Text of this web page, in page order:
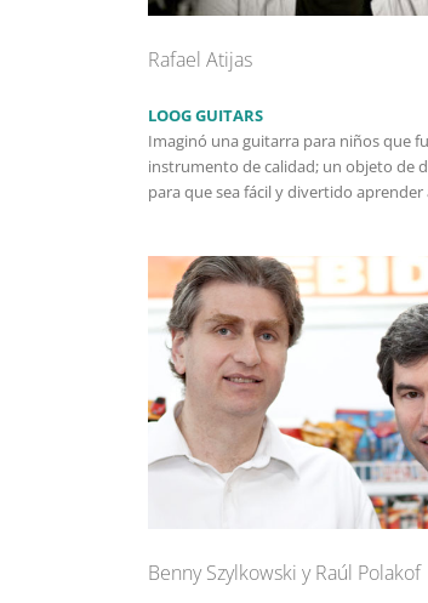
Rafael Atijas
LOOG GUITARS
Imaginó una guitarra para niños que
instrumento de calidad; un objeto de
para que sea fácil y divertido aprender
Benny Szylkowski y Raúl Polakof